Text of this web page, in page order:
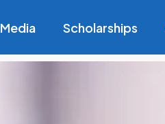
Scholarships
Media